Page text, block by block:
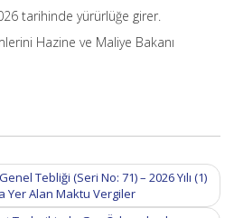
tarihinde yürürlüğe girer.
Hazine ve Maliye Bakanı
Tebliği (Seri No: 71) – 2026 Yılı (1)
Yer Alan Maktu Vergiler